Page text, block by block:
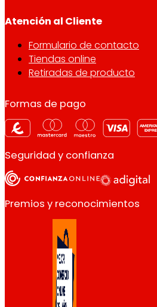
Atención al Cliente
Formulario de contacto
Tiendas online
Retiradas de producto
Formas de pago
Seguridad y confianza
Premios y reconocimientos